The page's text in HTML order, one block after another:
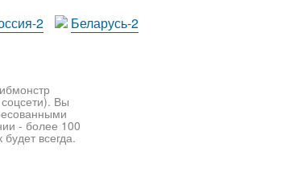
2
Беларусь-2
Вы
- более 100
всегда.